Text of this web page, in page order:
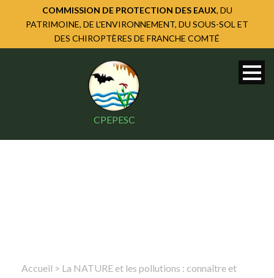
COMMISSION DE PROTECTION DES EAUX, DU
PATRIMOINE, DE L'ENVIRONNEMENT, DU SOUS-SOL ET
DES CHIROPTÈRES DE FRANCHE COMTÉ
CPEPESC
Accueil > La NATURE et les pollutions : connaître et